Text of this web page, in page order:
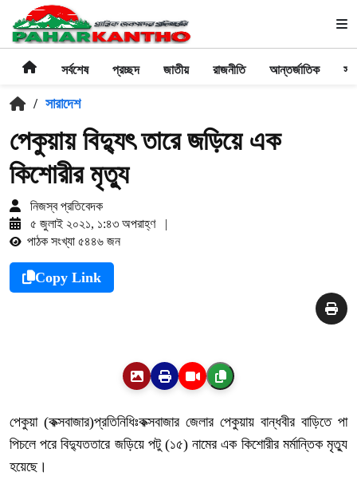
সর্বশেষ প্রচ্ছদ জাতীয় রাজনীতি আন্তর্জাতিক
/ সারাদেশ
পেকুয়ায় বিদ্যুৎ তারে জড়িয়ে এক
কিশোরীর মৃত্যু
নিজস্ব প্রতিবেদক
৫ জুলাই ২০২১, ১:৪৩ অপরাহ্ণ
|
পাঠক সংখ্যা ৫৪৪৬ জন
Copy Link
পেকুয়া (কক্সবাজার)প্রতিনিধিঃকক্সবাজার জেলার পেকুয়ায় বান্ধবীর বাড়িতে পা
পিচলে পরে বিদ্যুততারে জড়িয়ে পটু (১৫) নামের এক কিশোরীর মর্মান্তিক মৃত্যু
হয়েছে।